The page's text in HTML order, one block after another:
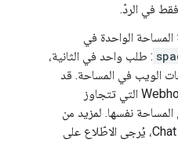
فقط في الردّ.
الواحدة في
: طلب واحد في الثانية،
الويب في المساحة. قد
يرفض Chat أيضًا طلبات Webhook التي تتجاوز
المساحة نفسها. لمزيد من